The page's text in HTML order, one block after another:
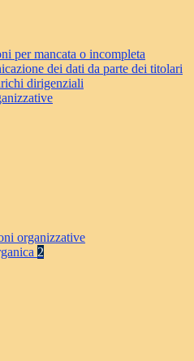
per mancata o incompleta
dei dati da parte dei titolari
dirigenziali
organizzative
2